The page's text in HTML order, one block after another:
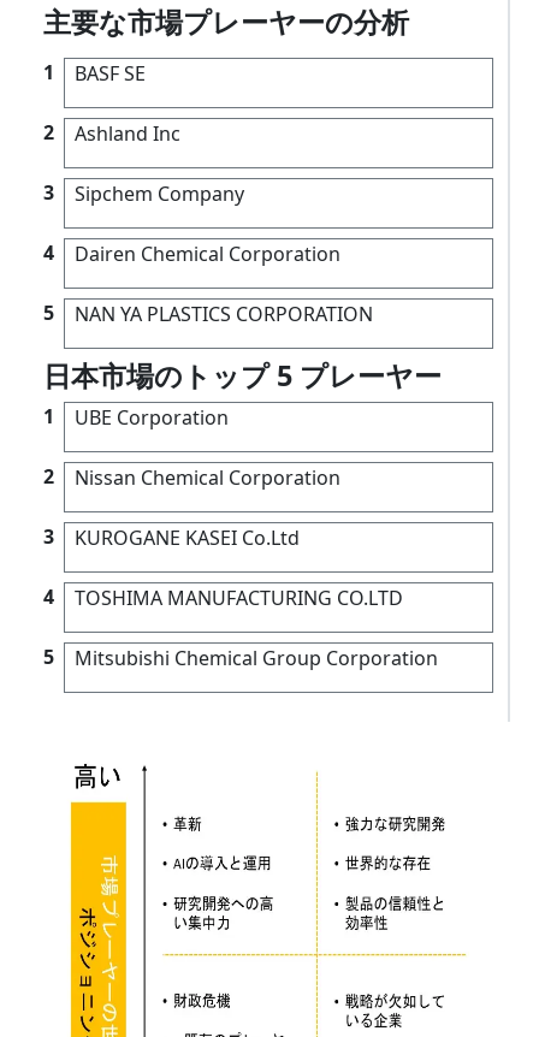
主要な市場プレーヤーの分析
1 BASF SE
2 Ashland Inc
3 Sipchem Company
4 Dairen Chemical Corporation
5 NAN YA PLASTICS CORPORATION
日本市場のトップ 5 プレーヤー
1 UBE Corporation
2 Nissan Chemical Corporation
3 KUROGANE KASEI Co.Ltd
4 TOSHIMA MANUFACTURING CO.LTD
5 Mitsubishi Chemical Group Corporation